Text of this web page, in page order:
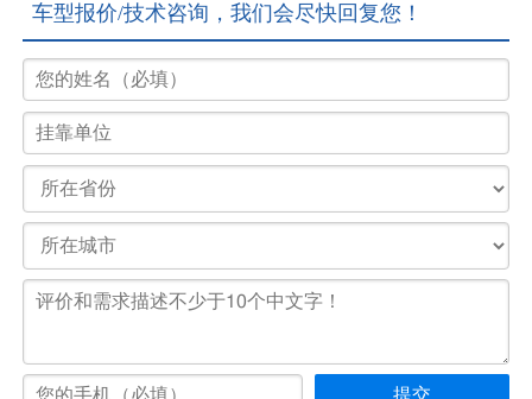
车型报价/技术咨询，我们会尽快回复您！